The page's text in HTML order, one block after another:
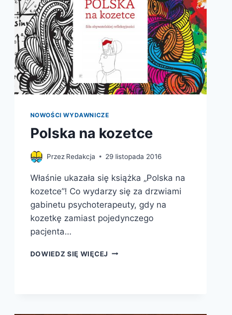
NOWOŚCI WYDAWNICZE
Polska na kozetce
Przez Redakcja 29 listopada 2016
Właśnie ukazała się książka „Polska na
kozetce”! Co wydarzy się za drzwiami
gabinetu psychoterapeuty, gdy na
kozetkę zamiast pojedynczego
pacjenta…
DOWIEDZ SIĘ WIĘCEJ POLSKA